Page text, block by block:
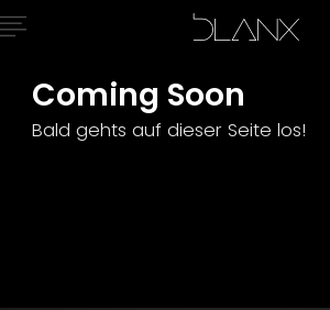
Coming Soon
Bald gehts auf dieser Seite los!